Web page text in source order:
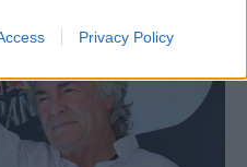
Privacy Policy